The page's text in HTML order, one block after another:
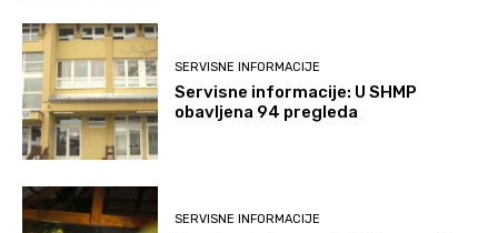
SERVISNE INFORMACIJE
Servisne informacije: U SHMP
obavljena 94 pregleda
SERVISNE INFORMACIJE